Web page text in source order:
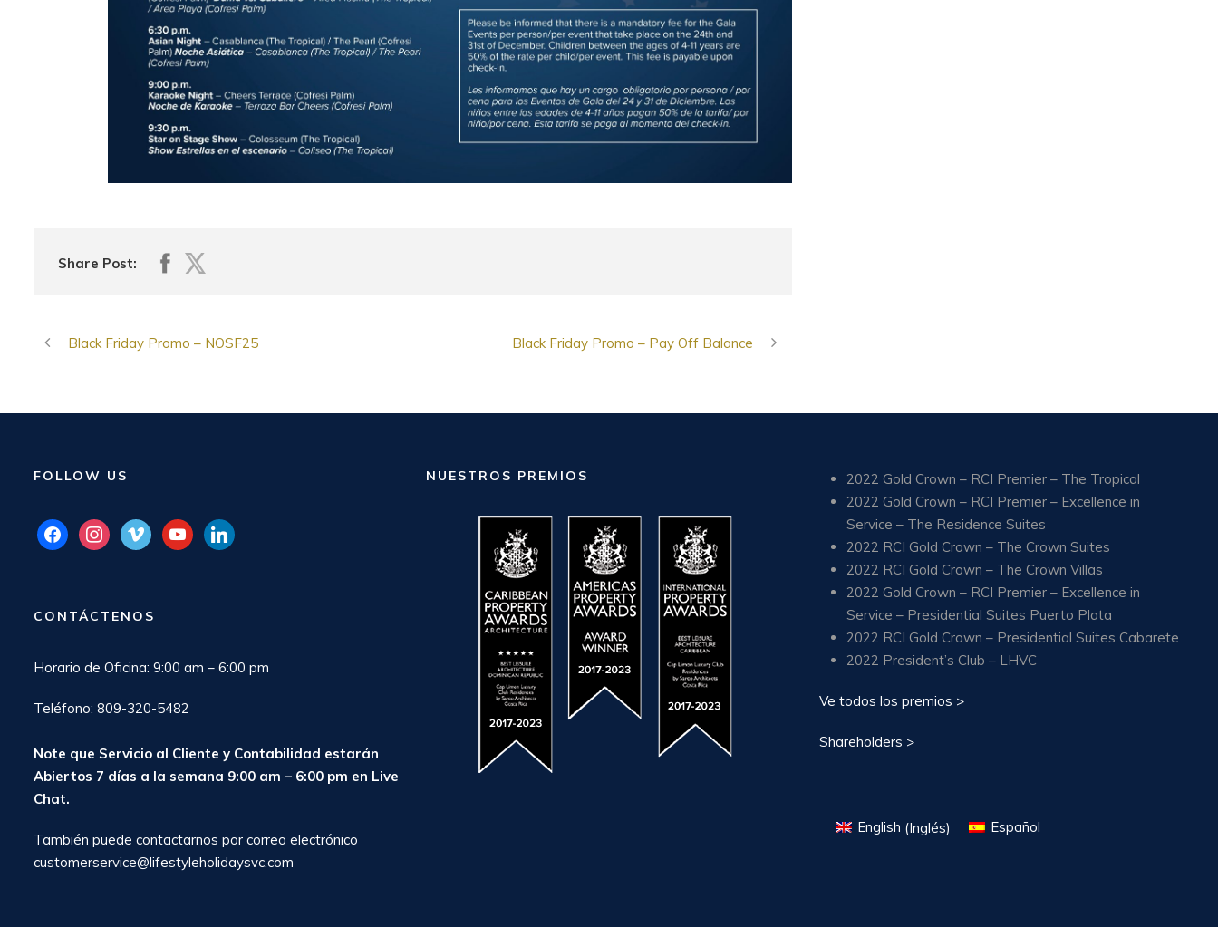
Share Post:
Black Friday Promo – NOSF25 Black Friday Promo – Pay Off Balance
FOLLOW US
facebookinstagram
vimeo youtubelinkedin
CONTÁCTENOS
Horario de Oficina: 9:00 am – 6:00 pm
Teléfono: 809-320-5482
Note que Servicio al Cliente y Contabilidad estarán
Abiertos 7 días a la semana 9:00 am – 6:00 pm en Live
Chat.
También puede contactarnos por correo electrónico
customerservice@lifestyleholidaysvc.com
NUESTROS PREMIOS
2022 Gold Crown – RCI Premier – The Tropical
2022 Gold Crown – RCI Premier – Excellence in
Service – The Residence Suites
2022 RCI Gold Crown – The Crown Suites
2022 RCI Gold Crown – The Crown Villas
2022 Gold Crown – RCI Premier – Excellence in
Service – Presidential Suites Puerto Plata
2022 RCI Gold Crown – Presidential Suites Cabarete
2022 President’s Club – LHVC
Ve todos los premios >
Shareholders >
English (Inglés) Español